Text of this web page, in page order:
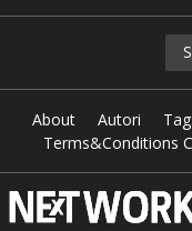
About Autori
Terms&Conditions